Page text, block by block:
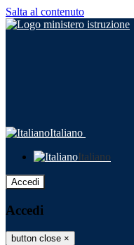
Salta al contenuto
Italiano
Italiano
Accedi
Accedi
button close ×